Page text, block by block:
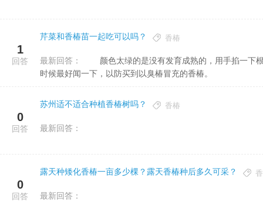
1
回答
芹菜和香椿苗一起吃可以吗？ 香椿
最新回答：
时候最好闻一下，以防买到以臭椿冒充的香椿。
0
回答
苏州适不适合种植香椿树吗？ 香椿
最新回答：
0
回答
露天种矮化香椿一亩多少棵？露天香椿种后多久可采？
最新回答：